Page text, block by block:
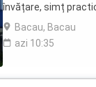
învățare, simț
de producție. ...
Bacau, Bacau
azi 10:35